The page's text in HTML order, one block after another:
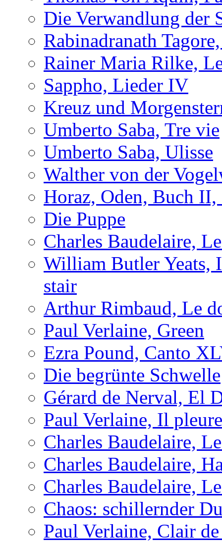
Die Verwandlung der
Rabinadranath
Rainer Maria Rilke,
Sappho, Lieder IV
Kreuz und
Umberto Saba, Tre vie
Umberto Saba, Ulisse
Walther von der
Horaz, Oden, Buch II,
Die Puppe
Charles Baudelaire,
William Butler Yeats,
stair
Arthur Rimbaud, Le
Paul Verlaine, Green
Ezra Pound, Canto
Die begrünte Schwelle
Gérard de Nerval, El
Paul Verlaine, Il
Charles Baudelaire,
Charles Baudelaire,
Charles Baudelaire,
Chaos: schillernder
Paul Verlaine, Clair